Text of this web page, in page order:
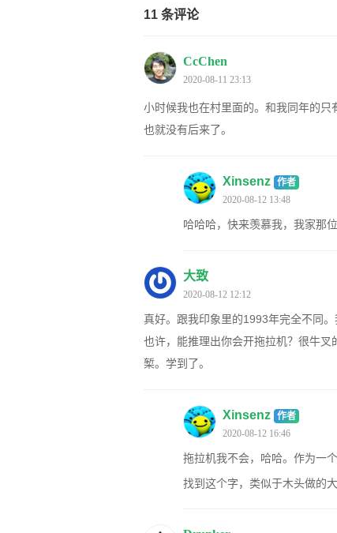
11 条评论
CcChen
2020-08-11 23:13
小时候我也在村里面的。和我同年的
也就没有后来了。
Xinsenz 作者
2020-08-12 13:48
哈哈哈，快来羡慕我，我家那
大致
2020-08-12 12:12
真好。跟我印象里的1993年完全不同
也许，能推理出你会开拖拉机？很牛叉
椠。学到了。
Xinsenz 作者
2020-08-12 16:46
拖拉机我不会，哈哈。作为一
找到这个字，类似于木头做的